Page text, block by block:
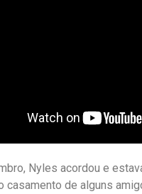
Nyles acordou e
casamento de alguns